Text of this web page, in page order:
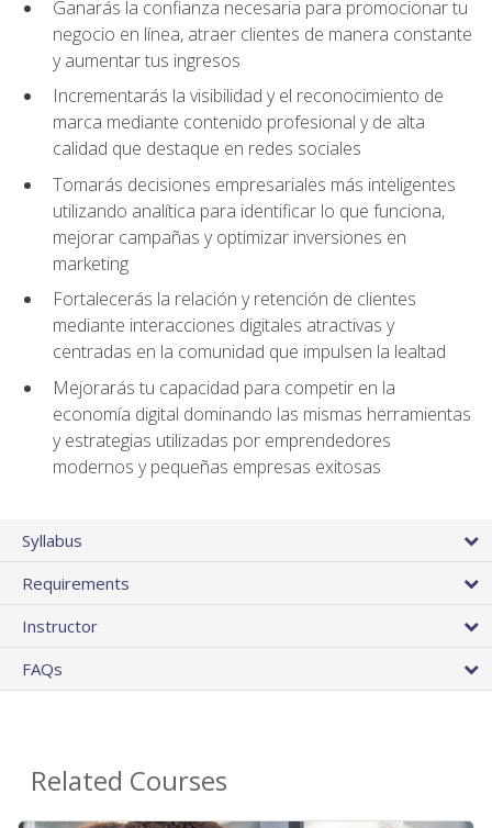
Ganarás la confianza necesaria para promocionar tu
negocio en línea, atraer clientes de manera constante
y aumentar tus ingresos
Incrementarás la visibilidad y el reconocimiento de
marca mediante contenido profesional y de alta
calidad que destaque en redes sociales
Tomarás decisiones empresariales más inteligentes
utilizando analítica para identificar lo que funciona,
mejorar campañas y optimizar inversiones en
marketing
Fortalecerás la relación y retención de clientes
mediante interacciones digitales atractivas y
centradas en la comunidad que impulsen la lealtad
Mejorarás tu capacidad para competir en la
economía digital dominando las mismas herramientas
y estrategias utilizadas por emprendedores
modernos y pequeñas empresas exitosas
Syllabus
Requirements
Instructor
FAQs
Related Courses